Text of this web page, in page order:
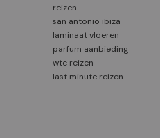
reizen
san antonio ibiza
laminaat vloeren
parfum aanbieding
wtc reizen
last minute reizen